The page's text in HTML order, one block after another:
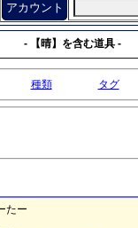
アカウント
- 【晴】を含む道具 -
種類 タグ
たー